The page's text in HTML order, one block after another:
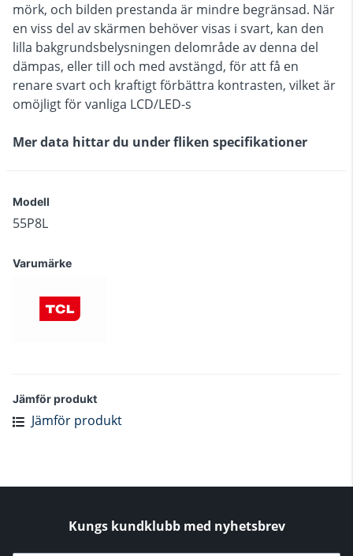
mörk, och bilden prestanda är mindre begränsad. När
en viss del av skärmen behöver visas i svart, kan den
lilla bakgrundsbelysningen delområde av denna del
dämpas, eller till och med avstängd, för att få en
renare svart och kraftigt förbättra kontrasten, vilket är
omöjligt för vanliga LCD/LED-s
Mer data hittar du under fliken specifikationer
Modell
55P8L
Varumärke
Jämför produkt
Jämför produkt
Kungs kundklubb med nyhetsbrev